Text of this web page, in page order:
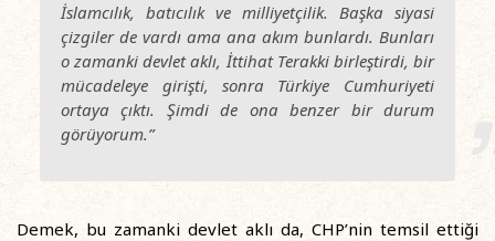
İslamcılık, batıcılık ve milliyetçilik. Başka siyasi
çizgiler de vardı ama ana akım bunlardı. Bunları
o zamanki devlet aklı, İttihat Terakki birleştirdi, bir
mücadeleye girişti, sonra Türkiye Cumhuriyeti
ortaya çıktı. Şimdi de ona benzer bir durum
görüyorum.”
Demek, bu zamanki devlet aklı da, CHP’nin temsil ettiği